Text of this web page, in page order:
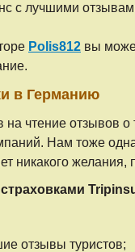
с лучшими
Polis812 вы
в Германию
на чтение отзывов
Нам тоже
никакого
отзывы туристов;